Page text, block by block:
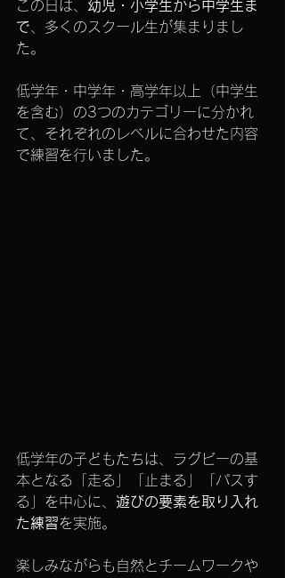
この日は、 幼児・小学生から中学生ま
で 、多くのスクール生が集まりまし
た。
低学年・中学年・高学年以上（中学生
を含む）の3つのカテゴリーに分かれ
て、それぞれのレベルに合わせた内容
で練習を行いました。
低学年の子どもたちは、ラグビーの基
本となる「走る」「止まる」「パスす
る」を中心に、 遊びの要素を取り入れ
た練習を実施。
楽しみながらも自然とチームワークや